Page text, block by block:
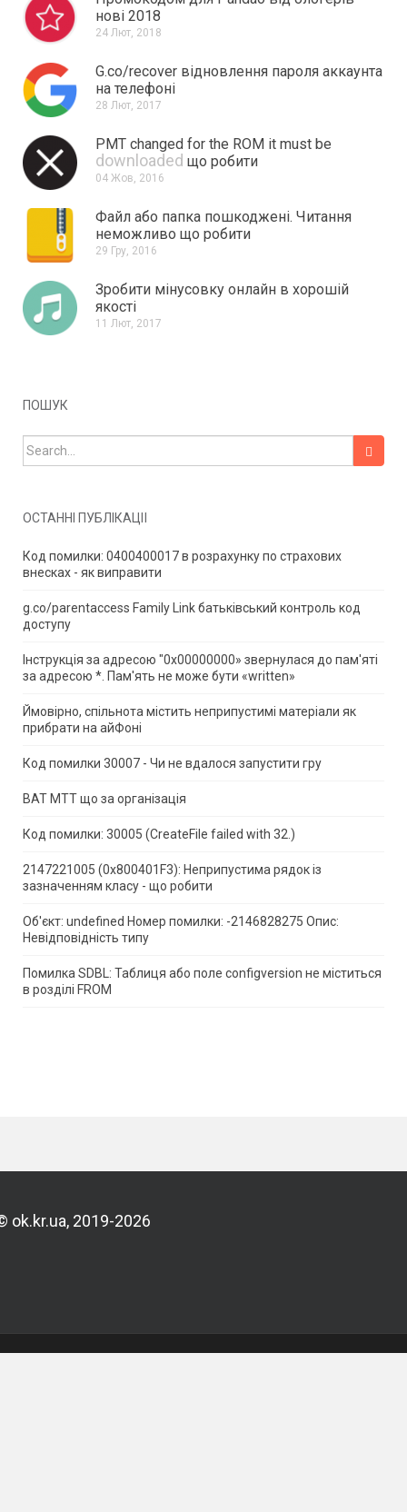
нові 2018
24 Лют, 2018
G.co/recover відновлення пароля аккаунта
на телефоні
28 Лют, 2017
PMT changed for the ROM it must be
downloaded що робити
04 Жов, 2016
Файл або папка пошкоджені. Читання
неможливо що робити
29 Гру, 2016
Зробити мінусовку онлайн в хорошій
якості
11 Лют, 2017
ПОШУК
Search for:
ОСТАННІ ПУБЛІКАЦІЇ
Код помилки: 0400400017 в розрахунку по страхових
внесках - як виправити
g.co/parentaccess Family Link батьківський контроль код
доступу
Інструкція за адресою "0x00000000» звернулася до пам'яті
за адресою *. Пам'ять не може бути «written»
Ймовірно, спільнота містить неприпустимі матеріали як
прибрати на айФоні
Код помилки 30007 - Чи не вдалося запустити гру
ВАТ МТТ що за організація
Код помилки: 30005 (CreateFile failed with 32.)
2147221005 (0x800401F3): Неприпустима рядок із
зазначенням класу - що робити
Об'єкт: undefined Номер помилки: -2146828275 Опис:
Невідповідність типу
Помилка SDBL: Таблиця або поле configversion не міститься
в розділі FROM
ok.kr.ua, 2019-2026